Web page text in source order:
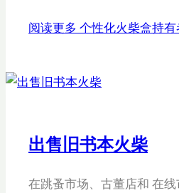
阅读更多 个性化火柴盒持
出售旧书本火柴
在跳蚤市场、古董店和 在